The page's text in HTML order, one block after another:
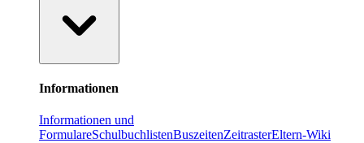
Informationen
Informationen und
FormulareSchulbuchlistenBuszeitenZeitrasterEltern-Wiki